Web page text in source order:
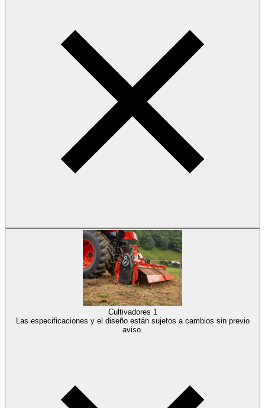
Cultivadores 1
Las especificaciones y el diseño están sujetos a cambios sin previo
aviso.